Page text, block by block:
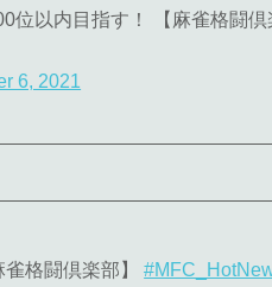
位以内目指す！ 【麻雀格闘
6, 2021
雀格闘倶楽部】